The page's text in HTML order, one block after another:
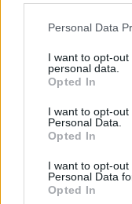
Personal Data
I want to opt-
personal data.
Opted In
I want to opt-
Personal Data.
Opted In
I want to opt-
Personal Data
Opted In
Elektromosan
foglalkoztatnak a